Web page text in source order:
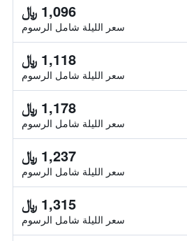
1,096 ﷼
سعر الليلة شامل الرسوم
1,118 ﷼
سعر الليلة شامل الرسوم
1,178 ﷼
سعر الليلة شامل الرسوم
1,237 ﷼
سعر الليلة شامل الرسوم
1,315 ﷼
سعر الليلة شامل الرسوم